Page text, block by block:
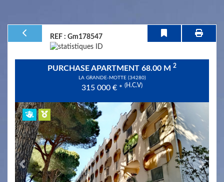
Holiday
Life
copropriétaire
Service
Account
Contact
REF : Gm178547
​PURCHASE APARTMENT 68.00 M 2
LA GRANDE-MOTTE (34280)
315 000 € * (H.C.V)
Previous